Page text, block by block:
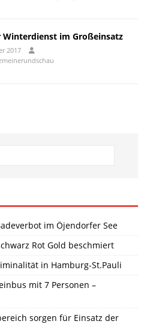
Winterdienst im Großeinsatz
2017
im Öjendorfer See
Rot Gold beschmiert
in Hamburg-St.Pauli
mit 7 Personen –
sorgen für Einsatz der